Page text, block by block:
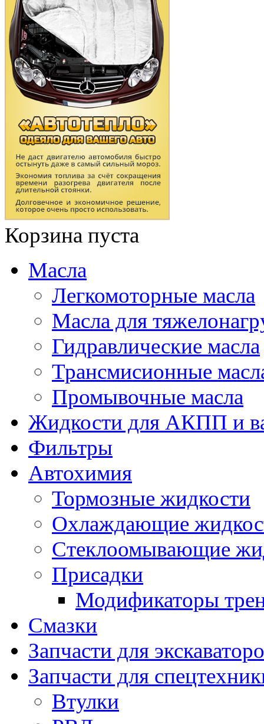
Корзина пуста
Масла
Легкомоторные масла
Масла для
Гидравлические масла
Трансмисионные
Промывочные масла
Жидкости для АКПП и
Фильтры
Автохимия
Тормозные жидкости
Охлаждающие
Стеклоомывающие
Присадки
Модификаторы
Смазки
Запчасти для
Запчасти для
Втулки